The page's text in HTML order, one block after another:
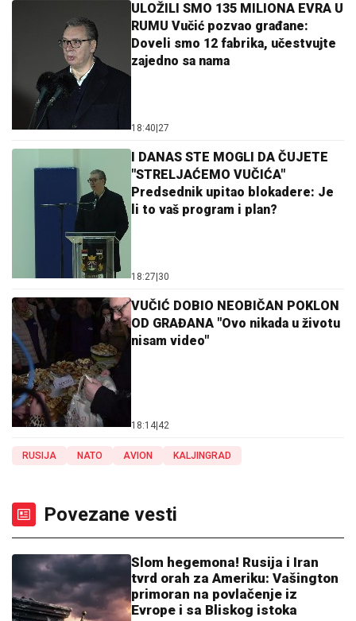
ULOŽILI SMO 135 MILIONA EVRA U
RUMU Vučić pozvao građane:
Doveli smo 12 fabrika, učestvujte
zajedno sa nama
18:40 27
I DANAS STE MOGLI DA ČUJETE
"STRELJAĆEMO VUČIĆA"
Predsednik upitao blokadere: Je
li to vaš program i plan?
18:27 30
VUČIĆ DOBIO NEOBIČAN POKLON
OD GRAĐANA "Ovo nikada u životu
nisam video"
18:14 42
RUSIJA NATO AVION KALJINGRAD
Povezane vesti
Slom hegemona! Rusija i Iran
tvrd orah za Ameriku: Vašington
primoran na povlačenje iz
Evrope i sa Bliskog istoka